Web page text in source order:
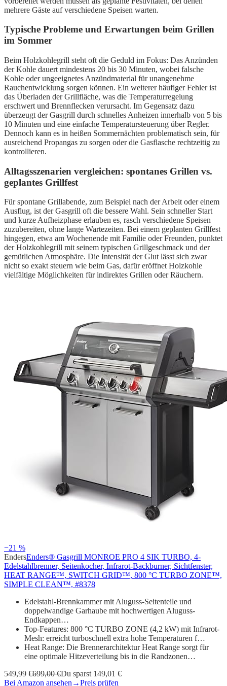
mehrere Gäste auf verschiedene Speisen warten.
Typische Probleme und Erwartungen beim Grillen
im Sommer
Beim Holzkohlegrill steht oft die Geduld im Fokus: Das Anzünden
der Kohle dauert mindestens 20 bis 30 Minuten, wobei falsche
Kohle oder ungeeignetes Anzündmaterial für unangenehme
Rauchentwicklung sorgen können. Ein weiterer häufiger Fehler ist
das Überladen der Grillfläche, was die Temperaturregelung
erschwert und Brennflecken verursacht. Im Gegensatz dazu
überzeugt der Gasgrill durch schnelles Anheizen innerhalb von 5 bis
10 Minuten und eine einfache Temperatursteuerung über Regler.
Dennoch kann es in heißen Sommernächten problematisch sein, für
ausreichend Propangas zu sorgen oder die Gasflasche rechtzeitig zu
kontrollieren.
Alltagsszenarien vergleichen: spontanes Grillen vs.
geplantes Grillfest
Für spontane Grillabende, zum Beispiel nach der Arbeit oder einem
Ausflug, ist der Gasgrill oft die bessere Wahl. Sein schneller Start
und kurze Aufheizphase erlauben es, rasch verschiedene Speisen
zuzubereiten, ohne lange Wartezeiten. Bei einem geplanten Grillfest
hingegen, etwa am Wochenende mit Familie oder Freunden, punktet
der Holzkohlegrill mit seinem typischen Grillgeschmack und der
gemütlichen Atmosphäre. Die Intensität der Glut lässt sich zwar
nicht so exakt steuern wie beim Gas, dafür eröffnet Holzkohle
vielfältige Möglichkeiten für indirektes Grillen oder Räuchern.
−21 %
EndersEnders® Gasgrill MONROE PRO 4 SIK TURBO, 4-
Edelstahlbrenner, Seitenkocher, Infrarot-Backburner, Sichtfenster,
HEAT RANGE™, SWITCH GRID™, 800 °C TURBO ZONE™,
SIMPLE CLEAN™, #8378
Edelstahl-Brennkammer mit Aluguss-Seitenteile und
doppelwandige Garhaube mit hochwertigen Aluguss-
Endkappen…
Top-Features: 800 °C TURBO ZONE (4,2 kW) mit Infrarot-
Mesh: erreicht turboschnell extra hohe Temperaturen f…
Heat Range: Die Brennerarchitektur Heat Range sorgt für
eine optimale Hitzeverteilung bis in die Randzonen…
549,99 €699,00 €Du sparst 149,01 €
Bei Amazon ansehen →Preis prüfen